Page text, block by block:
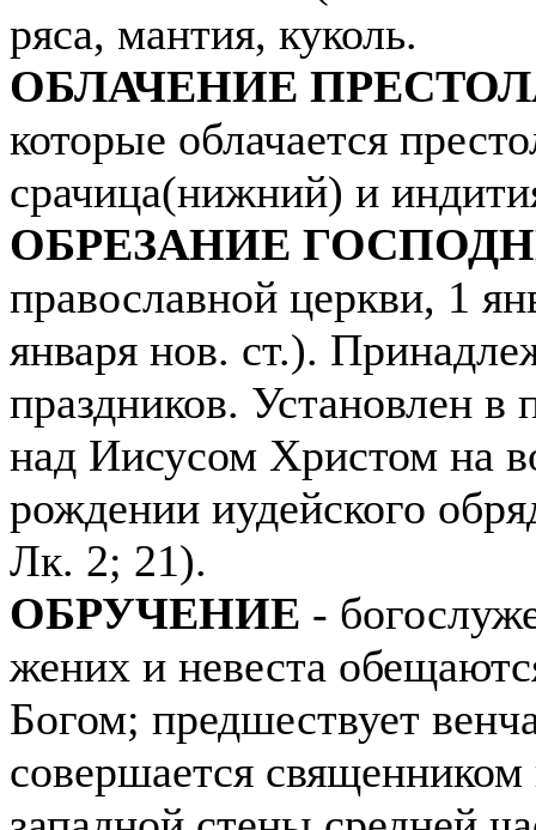
ряса, мантия, куколь.
ОБЛАЧЕНИЕ
которые облачается
срачица(нижний) и
ОБРЕЗАНИЕ
православной церкви, 1
января нов. ст.).
праздников. Установлен в
над Иисусом Христом на
рождении иудейского
Лк. 2; 21).
ОБРУЧЕНИЕ -
жених и невеста
Богом; предшествует
совершается